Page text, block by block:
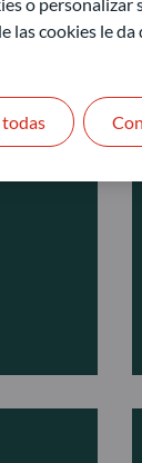
de
las cookies le
todas